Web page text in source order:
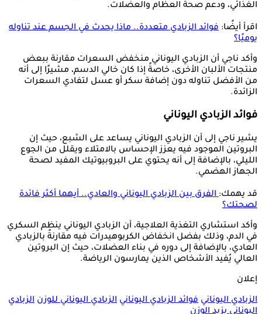
الغذائي، ودعم صحة العظام والعضلات.
اقرأ أيضًا: فوائد الزبادي متعددة.. ماذا يحدث في الجسم عند تناوله
يوميًا؟
وأكد ناجي أن الزبادي اليوناني منخفض السعرات مقارنة ببعض
منتجات الألبان الأخرى، خاصةً إذا كان خالي الدسم، مشيرًا إلى أنه
من الأفضل تناوله دون إضافة سكر أو عسل لتفادي السعرات
الزائدة.
فوائد الزبادي اليوناني
يشير ناجي إلى أن الزبادي اليوناني يساعد على الشبع، حيث إن
البروتين الموجود فيه يعزز الإحساس بالامتلاء ويقلل من الجوع
الليلي، بالإضافة إلى أنه يحتوي على البروبيوتيك المفيد لصحة
الجهاز الهضمي.
قد يهمك:الفرق بين الزبادي اليوناني والعادي.. أيهما أكثر فائدة
لصحتك؟
وأكد استشاري التغذية العلاجية، أن الزبادي اليوناني ينظم السكري
في الدم، وذلك بفضل انخفاض الكربوهيدرات فيه مقارنةً بالزبادي
العادي، بالإضافة إلى دوره في بناء العضلات، حيث إن البروتين
العالي يُفيد الأشخاص الذين يمارسون الرياضة.
إعلان
الزبادي اليوناني فوائد الزبادي اليوناني الزبادي اليوناني للوزن الزبادي
اليوناني يزيد الوزن